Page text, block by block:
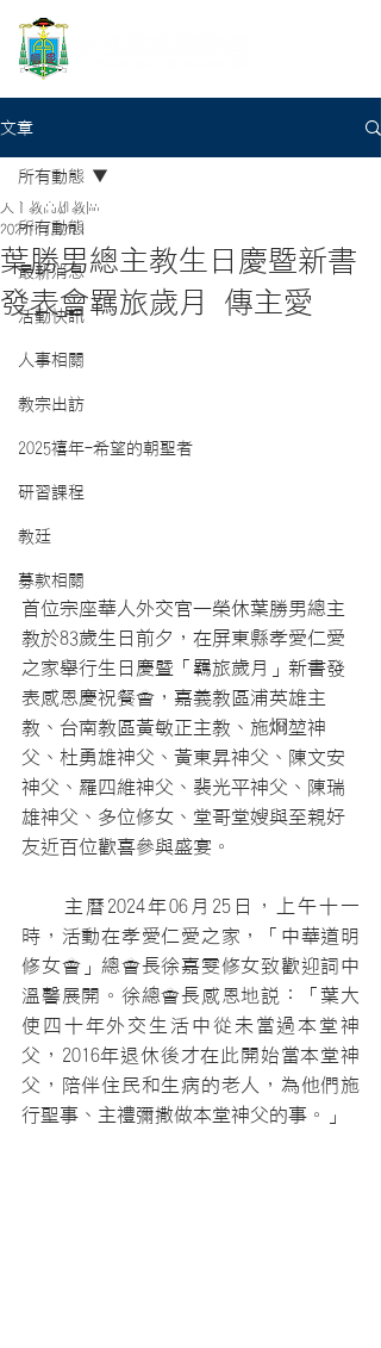
文章
所有動態
最新消息
活動快訊
人事相關
教宗出訪
2025禧年-希望的朝聖者
研習課程
教廷
募款相關
所有動態
葉勝男總主教生日慶暨新書
發表會羈旅歲月 傳主愛
天主教高雄教區
2024年7月4日
首位宗座華人外交官—榮休葉勝男總主
教於83歲生日前夕，在屏東縣孝愛仁愛
之家舉行生日慶暨「羈旅歲月」新書發
表感恩慶祝餐會，嘉義教區浦英雄主
教、台南教區黃敏正主教、施烱堃神
父、杜勇雄神父、黃東昇神父、陳文安
神父、羅四維神父、裴光平神父、陳瑞
雄神父、多位修女、堂哥堂嫂與至親好
友近百位歡喜參與盛宴。
主曆2024年06月25日，上午十一
時，活動在孝愛仁愛之家，「中華道明
修女會」總會長徐嘉雯修女致歡迎詞中
溫馨展開。徐總會長感恩地說：「葉大
使四十年外交生活中從未當過本堂神
父，2016年退休後才在此開始當本堂神
父，陪伴住民和生病的老人，為他們施
行聖事、主禮彌撒做本堂神父的事。」